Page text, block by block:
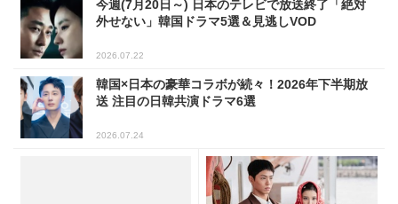
今週(7月20日～) 日本のテレビで放送終了「絶対
外せない」韓国ドラマ5選＆見逃しVOD
2026.07.22
韓国×日本の豪華コラボが続々！2026年下半期放
送 注目の日韓共演ドラマ6選
2026.07.24